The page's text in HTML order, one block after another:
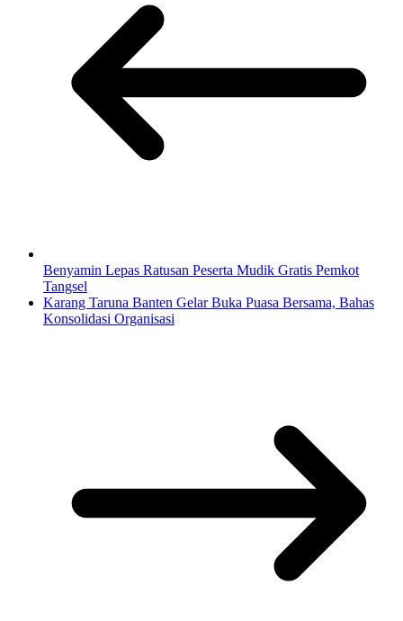
Benyamin Lepas Ratusan Peserta Mudik Gratis Pemkot
Tangsel
Karang Taruna Banten Gelar Buka Puasa Bersama, Bahas
Konsolidasi Organisasi